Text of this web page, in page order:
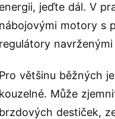
energii, jeďte dál. V
nábojovými motory s
regulátory
Pro většinu běžných
kouzelné. Může
brzdových destiček,